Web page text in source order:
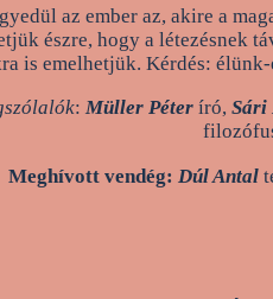
az ember az, akire a
észre, hogy a létezésnek
is emelhetjük. Kérdés:
: Müller Péteríró, Sári
Meghívott vendég: Dúl Antal